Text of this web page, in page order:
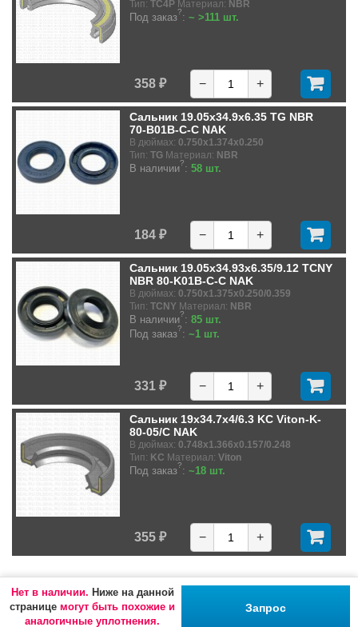
Нет в наличии. Ниже на данной
странице могут быть похожие и
аналогичные уплотнения.
Запрос
Тип: TC4P Материал: NBR
Под заказ?: ~ >111 шт.
358 ₽ − +
Сальник 19.05x34.9x6.35 TG NBR
70-B01B-C-C NAK
В дюймах: 0.750x1.374x0.250
Тип: TG Материал: NBR
В наличии?: 58 шт.
184 ₽ − +
Сальник 19.05x34.93x6.35/9.12 TCNY
NBR 80-K01B-C-C NAK
В дюймах: 0.750x1.375x0.250/0.359
Тип: TCNY Материал: NBR
В наличии?: 85 шт.
Под заказ?: ~1 шт.
331 ₽ − +
Сальник 19x34.7x4/6.3 KC Viton-K-
80-05/C NAK
В дюймах: 0.748x1.366x0.157/0.248
Тип: KC Материал: Viton
Под заказ?: ~18 шт.
355 ₽ − +